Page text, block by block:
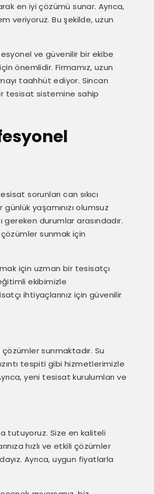
en iyi çözümü sunar. Ayrıca,
veriyoruz. Bu şekilde, uzun
ve güvenilir bir ekibe
önemlidir. Firmamız, uzun
taahhüt ediyor. Sincan
tesisat sistemine sahip
sorunları can sıkıcı
günlük yaşamınızı olumsuz
durumlar arasındadır.
sunmak için
için uzman bir tesisatçı
ekibimizle
ihtiyaçlarınız için güvenilir
sunmaktadır. Su
tespiti gibi hizmetlerimizle
yeni tesisat kurulumları ve
tutuyoruz. Size en kaliteli
hızlı ve etkili çözümler
Ayrıca, uygun fiyatlarla